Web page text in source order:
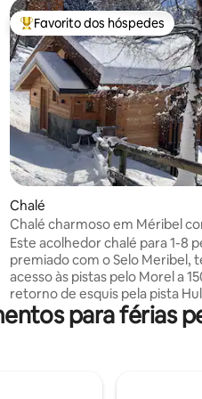
média de 4,93 em 5 estrelas,
Favoritos dos hóspedes mais
Favorito dos hóspedes
Chalé
Chalé charmoso em Méribel
excepcional para 1-8 pessoas
Este acolhedor chalé para 1-8
premiado com o Selo Meribel,
acesso às pistas pelo Morel a
retorno de esquis pela pista
parada de transporte gratuito.
do resort fica a 10 minutos a pé.
Os quartos e a sala de estar
para férias